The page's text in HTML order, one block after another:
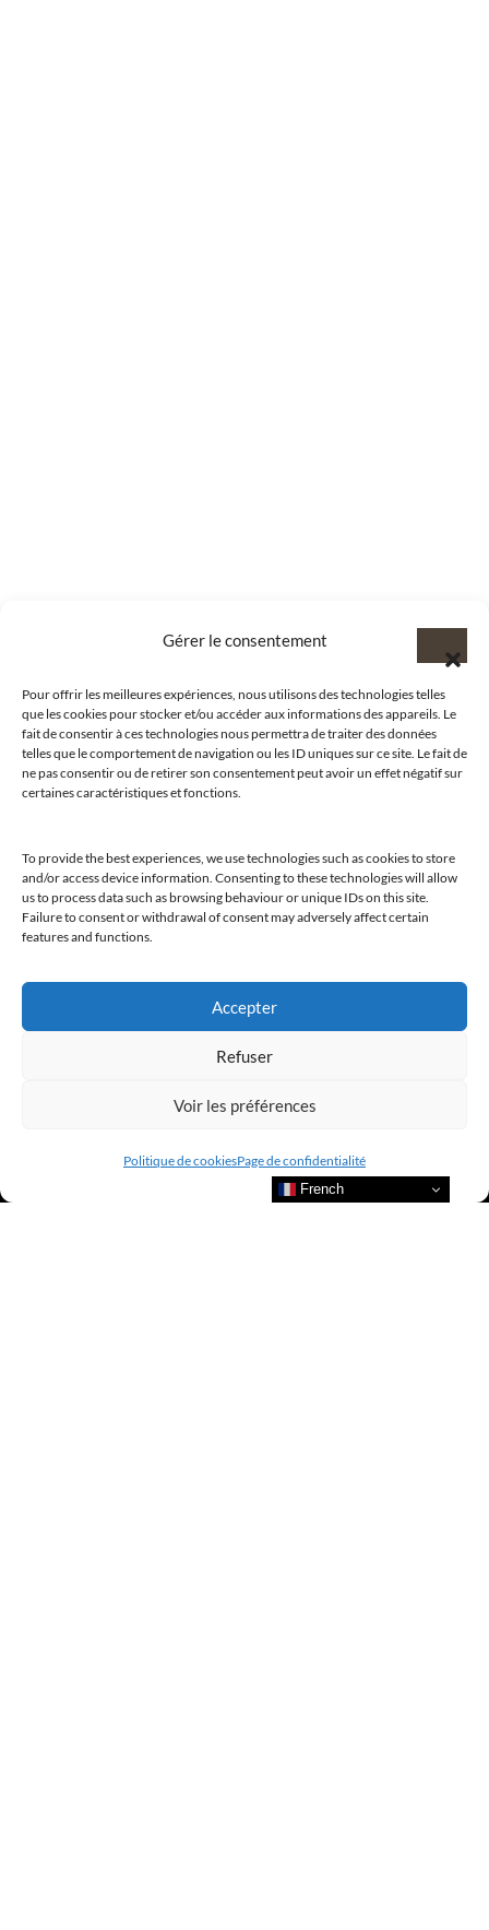
Gérer le consentement
Pour offrir les meilleures expériences, nous utilisons des technologies telles
que les cookies pour stocker et/ou accéder aux informations des appareils. Le
fait de consentir à ces technologies nous permettra de traiter des données
telles que le comportement de navigation ou les ID uniques sur ce site. Le fait de
ne pas consentir ou de retirer son consentement peut avoir un effet négatif sur
certaines caractéristiques et fonctions.
To provide the best experiences, we use technologies such as cookies to store
and/or access device information. Consenting to these technologies will allow
us to process data such as browsing behaviour or unique IDs on this site.
Failure to consent or withdrawal of consent may adversely affect certain
features and functions.
Accepter
Refuser
Voir les préférences
Politique de cookiesPage de confidentialité
@clubamilcar
LUXURY SELECTIONS BY CLUB AMILCAR
French